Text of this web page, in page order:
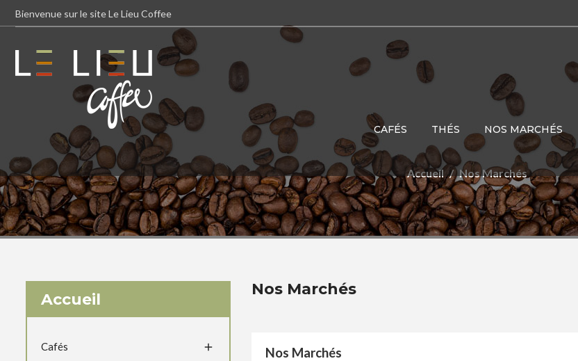
Bienvenue sur le site Le Lieu Coffee
CAFÉS THÉS NOS MARCHÉS
Accueil Nos Marchés
Accueil
Cafés 
Nos Marchés
Nos Marchés